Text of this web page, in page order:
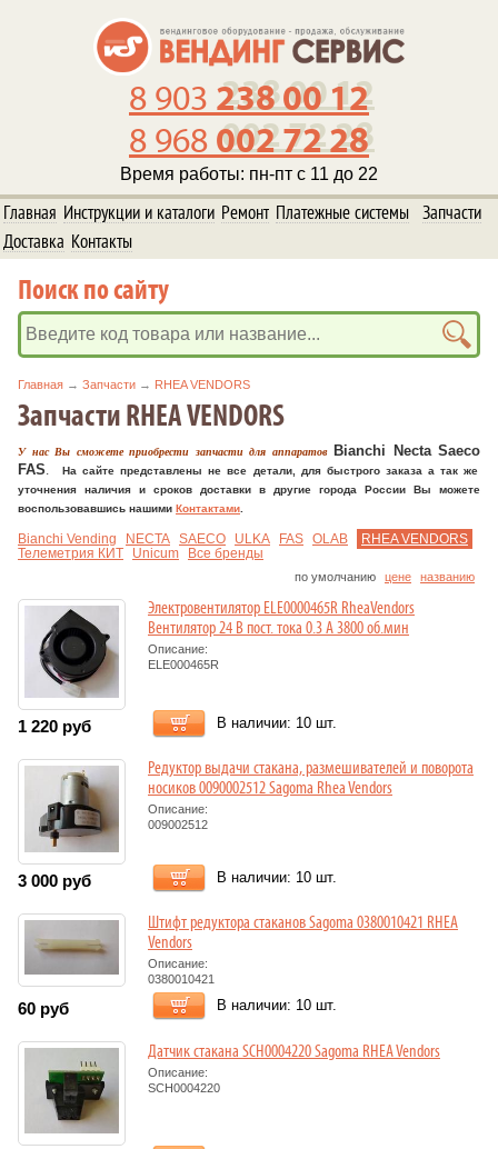
8 903 238 00 12
8 968 002 72 28
Время работы: пн-пт с 11 до 22
Главная Инструкции и каталоги Ремонт Платежные системы
Запчасти
Доставка Контакты
Поиск по сайту
Главная → Запчасти → RHEA VENDORS
Запчасти RHEA VENDORS
У нас Вы сможете приобрести запчасти для аппаратовBianchi Necta Saeco
FAS
На сайте представлены не все детали, для быстрого заказа а так же
уточнения наличия и сроков доставки в другие города России Вы можете
воспользовавшись нашими Контактами
Bianchi Vending NECTA SAECO ULKA FAS OLAB
RHEA VENDORS
Телеметрия КИТ
Unicum Все бренды
по умолчанию цене названию
Электровентилятор ELE0000465R RheaVendors
Вентилятор 24 В пост. тока 0.3 А 3800 об.мин
Описание:
ELE000465R
1 220 руб В наличии: 10 шт.
Редуктор выдачи стакана, размешивателей и поворотa
носиков 0090002512 Sagoma Rhea Vendors
Описание:
009002512
3 000 руб В наличии: 10 шт.
Штифт редуктора стаканов Sagoma 0380010421 RHEA
Vendors
Описание:
0380010421
60 руб В наличии: 10 шт.
Датчик стакана SCH0004220 Sagoma RHEA Vendors
Описание:
SCH0004220